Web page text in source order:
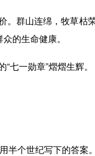
群山连绵，牧草枯
的生命健康。
一勋章”熠熠生辉。
个世纪写下的答案。